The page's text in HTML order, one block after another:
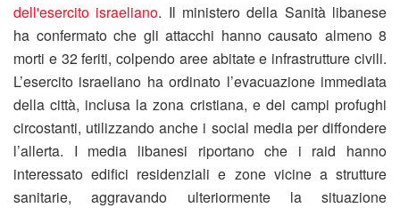
dell'esercito israeliano. Il ministero della Sanità libanese
ha confermato che gli attacchi hanno causato almeno 8
morti e 32 feriti, colpendo aree abitate e infrastrutture civili.
L’esercito israeliano ha ordinato l’evacuazione immediata
della città, inclusa la zona cristiana, e dei campi profughi
circostanti, utilizzando anche i social media per diffondere
l’allerta. I media libanesi riportano che i raid hanno
interessato edifici residenziali e zone vicine a strutture
sanitarie, aggravando ulteriormente la situazione